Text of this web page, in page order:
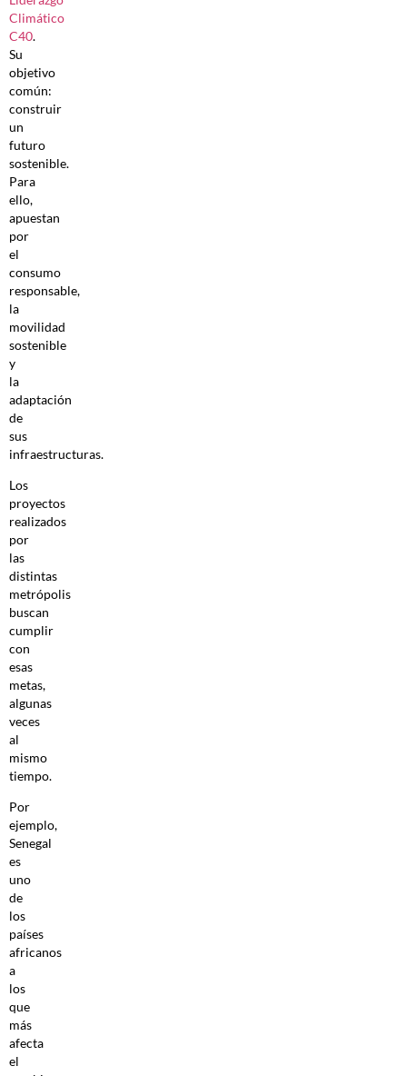
Climático
C40.
Su
objetivo
común:
construir
un
futuro
sostenible.
Para
ello,
apuestan
por
el
consumo
responsable,
la
movilidad
sostenible
y
la
adaptación
de
sus
infraestructuras.
Los
proyectos
realizados
por
las
distintas
metrópolis
buscan
cumplir
con
esas
metas,
algunas
veces
al
mismo
tiempo.
Por
ejemplo,
Senegal
es
uno
de
los
países
africanos
a
los
que
más
afecta
el